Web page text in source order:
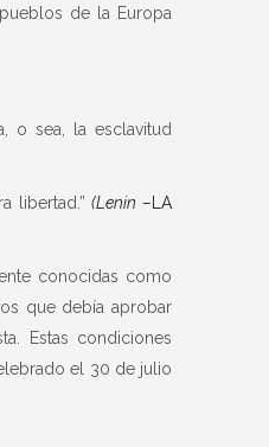
de la Europa
o sea, la esclavitud
libertad.”(Lenin – LA
conocidas como
que debía aprobar
Estas condiciones
el 30 de julio